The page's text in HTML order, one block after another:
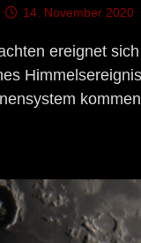
14. November 2020
ereignet